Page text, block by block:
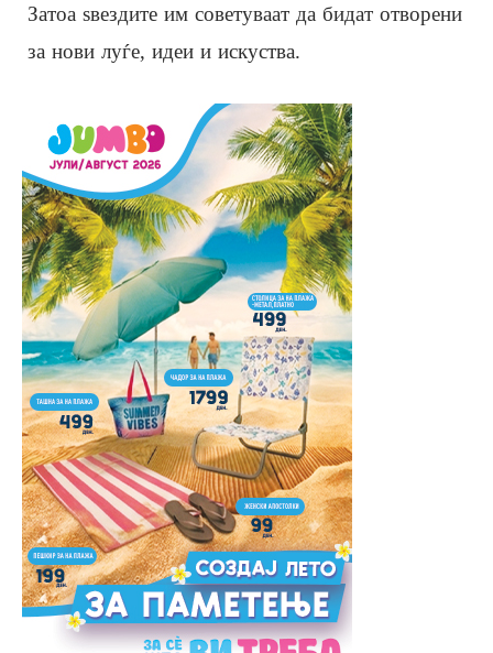
Затоа ѕвездите им советуваат да бидат отворени
за нови луѓе, идеи и искуства.